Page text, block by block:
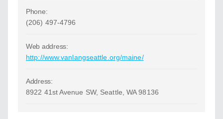
Phone:
(206) 497-4796
Web address:
http://www.vanlangseattle.org/maine/
Address:
8922 41st Avenue SW, Seattle, WA 98136